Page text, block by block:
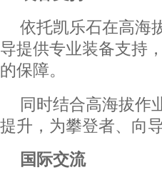
依托凯乐石在高海
导提供专业装备支持
的保障。
同时结合高海拔作
提升，为攀登者、向
国际交流